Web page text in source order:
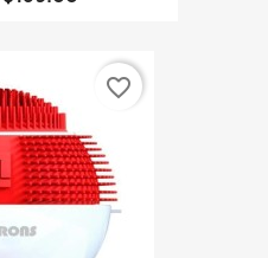
favorite_border